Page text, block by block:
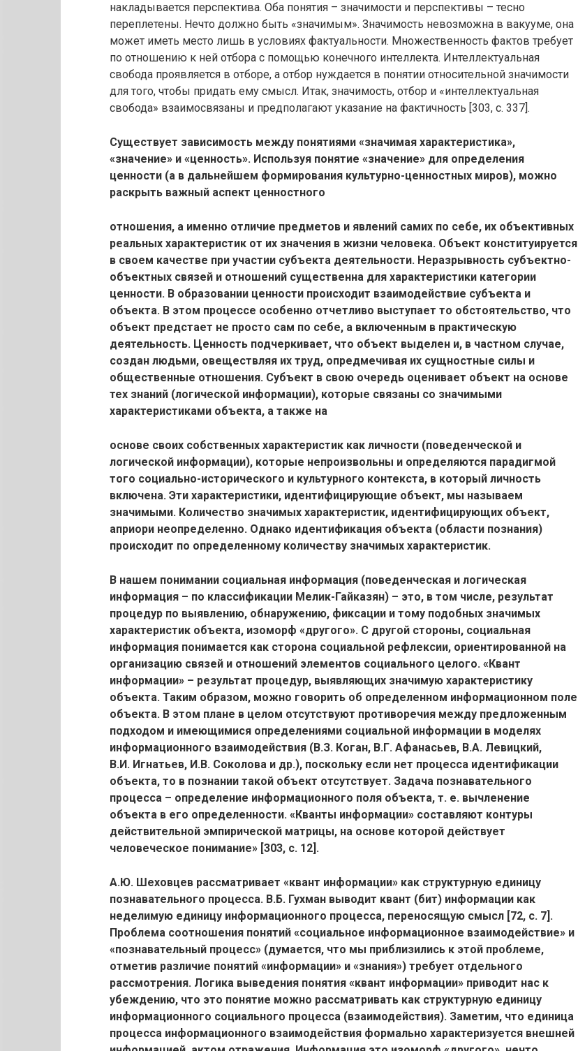
накладывается перспектива. Оба понятия – значимости и перспективы – тесно
переплетены. Нечто должно быть «значимым». Значимость невозможна в вакууме, она
может иметь место лишь в условиях фактуальности. Множественность фактов требует
по отношению к ней отбора с помощью конечного интеллекта. Интеллектуальная
свобода проявляется в отборе, а отбор нуждается в понятии относительной значимости
для того, чтобы придать ему смысл. Итак, значимость, отбор и «интеллектуальная
свобода» взаимосвязаны и предполагают указание на фактичность [303, с. 337].
Существует зависимость между понятиями «значимая характеристика»,
«значение» и «ценность». Используя понятие «значение» для определения
ценности (а в дальнейшем формирования культурно-ценностных миров), можно
раскрыть важный аспект ценностного
отношения, а именно отличие предметов и явлений самих по себе, их объективных
реальных характеристик от их значения в жизни человека. Объект конституируется
в своем качестве при участии субъекта деятельности. Неразрывность субъектно-
объектных связей и отношений существенна для характеристики категории
ценности. В образовании ценности происходит взаимодействие субъекта и
объекта. В этом процессе особенно отчетливо выступает то обстоятельство, что
объект предстает не просто сам по себе, а включенным в практическую
деятельность. Ценность подчеркивает, что объект выделен и, в частном случае,
создан людьми, овеществляя их труд, опредмечивая их сущностные силы и
общественные отношения. Субъект в свою очередь оценивает объект на основе
тех знаний (логической информации), которые связаны со значимыми
характеристиками объекта, а также на
основе своих собственных характеристик как личности (поведенческой и
логической информации), которые непроизвольны и определяются парадигмой
того социально-исторического и культурного контекста, в который личность
включена. Эти характеристики, идентифицирующие объект, мы называем
значимыми. Количество значимых характеристик, идентифицирующих объект,
априори неопределенно. Однако идентификация объекта (области познания)
происходит по определенному количеству значимых характеристик.
В нашем понимании социальная информация (поведенческая и логическая
информация – по классификации Мелик-Гайказян) – это, в том числе, результат
процедур по выявлению, обнаружению, фиксации и тому подобных значимых
характеристик объекта, изоморф «другого». С другой стороны, социальная
информация понимается как сторона социальной рефлексии, ориентированной на
организацию связей и отношений элементов социального целого. «Квант
информации» – результат процедур, выявляющих значимую характеристику
объекта. Таким образом, можно говорить об определенном информационном поле
объекта. В этом плане в целом отсутствуют противоречия между предложенным
подходом и имеющимися определениями социальной информации в моделях
информационного взаимодействия (В.З. Коган, В.Г. Афанасьев, В.А. Левицкий,
В.И. Игнатьев, И.В. Соколова и др.), поскольку если нет процесса идентификации
объекта, то в познании такой объект отсутствует. Задача познавательного
процесса – определение информационного поля объекта, т. е. вычленение
объекта в его определенности. «Кванты информации» составляют контуры
действительной эмпирической матрицы, на основе которой действует
человеческое понимание» [303, с. 12].
А.Ю. Шеховцев рассматривает «квант информации» как структурную единицу
познавательного процесса. В.Б. Гухман выводит квант (бит) информации как
неделимую единицу информационного процесса, переносящую смысл [72, с. 7].
Проблема соотношения понятий «социальное информационное взаимодействие» и
«познавательный процесс» (думается, что мы приблизились к этой проблеме,
отметив различие понятий «информации» и «знания») требует отдельного
рассмотрения. Логика выведения понятия «квант информации» приводит нас к
убеждению, что это понятие можно рассматривать как структурную единицу
информационного социального процесса (взаимодействия). Заметим, что единица
процесса информационного взаимодействия формально характеризуется внешней